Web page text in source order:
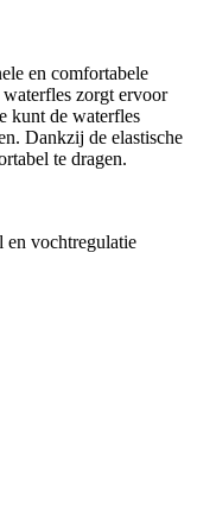
en comfortabele
zorgt ervoor
kunt de waterfles
Dankzij de elastische
te dragen.
en vochtregulatie